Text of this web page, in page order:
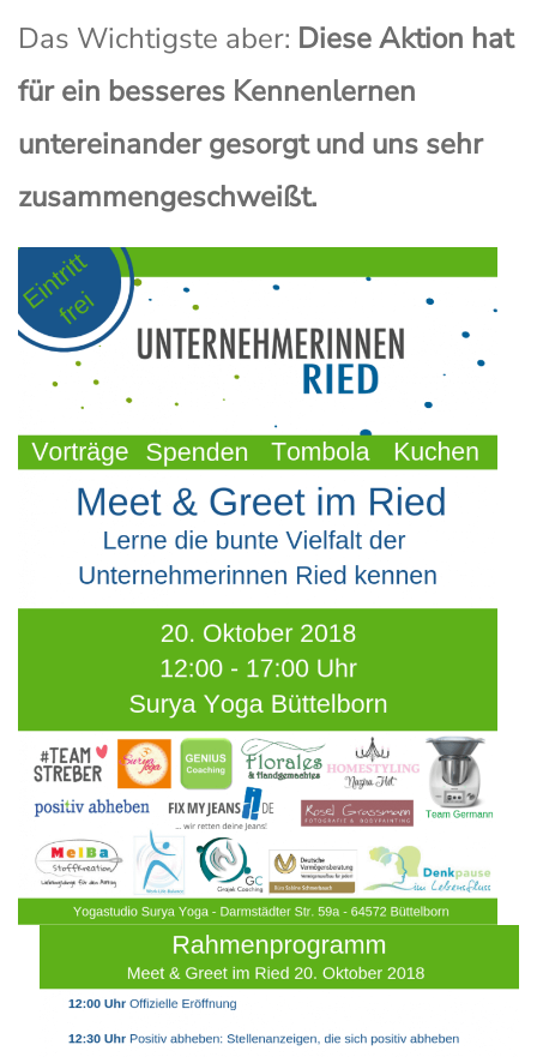
Das Wichtigste aber: Diese Aktion hat
für ein besseres Kennenlernen
untereinander gesorgt und uns sehr
zusammengeschweißt.